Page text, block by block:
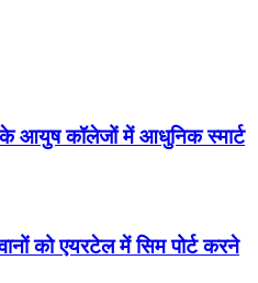
के आयुष कॉलेजों में आधुनिक स्मार्ट
को एयरटेल में सिम पोर्ट करने